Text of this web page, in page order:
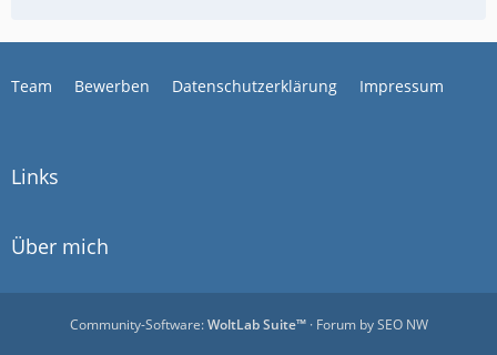
Team Bewerben Datenschutzerklärung Impressum
Links
Über mich
Community-Software:WoltLab Suite™· Forum bySEO NW